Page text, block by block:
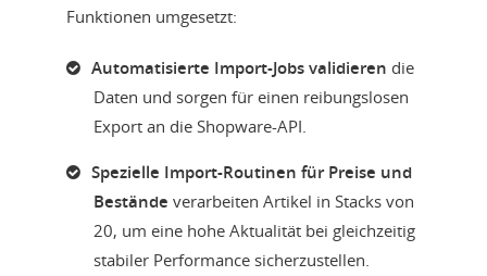
Funktionen umgesetzt:
Automatisierte Import-Jobs validieren die
Daten und sorgen für einen reibungslosen
Export an die Shopware-API.
Spezielle Import-Routinen für Preise und
Bestände verarbeiten Artikel in Stacks von
20, um eine hohe Aktualität bei gleichzeitig
stabiler Performance sicherzustellen.